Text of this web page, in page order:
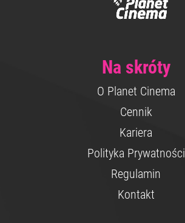
Na skróty
O Planet Cinema
Cennik
Kariera
Polityka Prywatności
Regulamin
Kontakt